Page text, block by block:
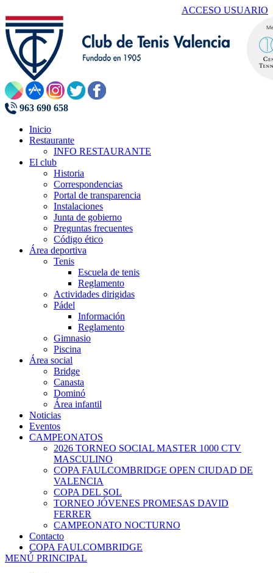
ACCESO USUARIO
963 690 658
Inicio
Restaurante
INFO RESTAURANTE
El club
Historia
Correspondencias
Portal de transparencia
Instalaciones
Junta de gobierno
Preguntas frecuentes
Código ético
Área deportiva
Tenis
Escuela de tenis
Reglamento
Actividades dirigidas
Pádel
Información
Reglamento
Gimnasio
Piscina
Área social
Bridge
Canasta
Dominó
Área infantil
Noticias
Eventos
CAMPEONATOS
2026 TORNEO SOCIAL MASTER 1000 CTV
MASCULINO
COPA FAULCOMBRIDGE OPEN CIUDAD DE
VALENCIA
COPA DEL SOL
TORNEO JÓVENES PROMESAS DAVID
FERRER
CAMPEONATO NOCTURNO
Contacto
COPA FAULCOMBRIDGE
MENÚ PRINCIPAL